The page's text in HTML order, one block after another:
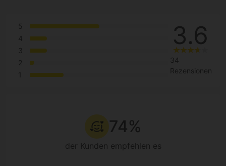
5
4
3
2
1
3.6
34
Rezensionen
74%
der Kunden empfehlen es